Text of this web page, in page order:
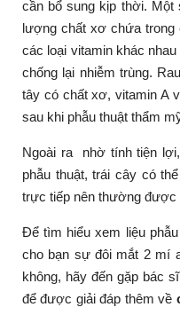
cần bổ sung kịp thời.
lượng chất xơ chứa trong
các loại vitamin khác
chống lại nhiễm trùng.
tây có chất xơ, vitamin A
sau khi phẫu thuật thẩm
Ngoài ra nhờ tính tiện
phẫu thuật, trái cây có
trực tiếp nên thường được
Để tìm hiểu xem liệu
cho bạn sự đôi mắt 2 mí
không, hãy đến gặp bác
để được giải đáp thêm về